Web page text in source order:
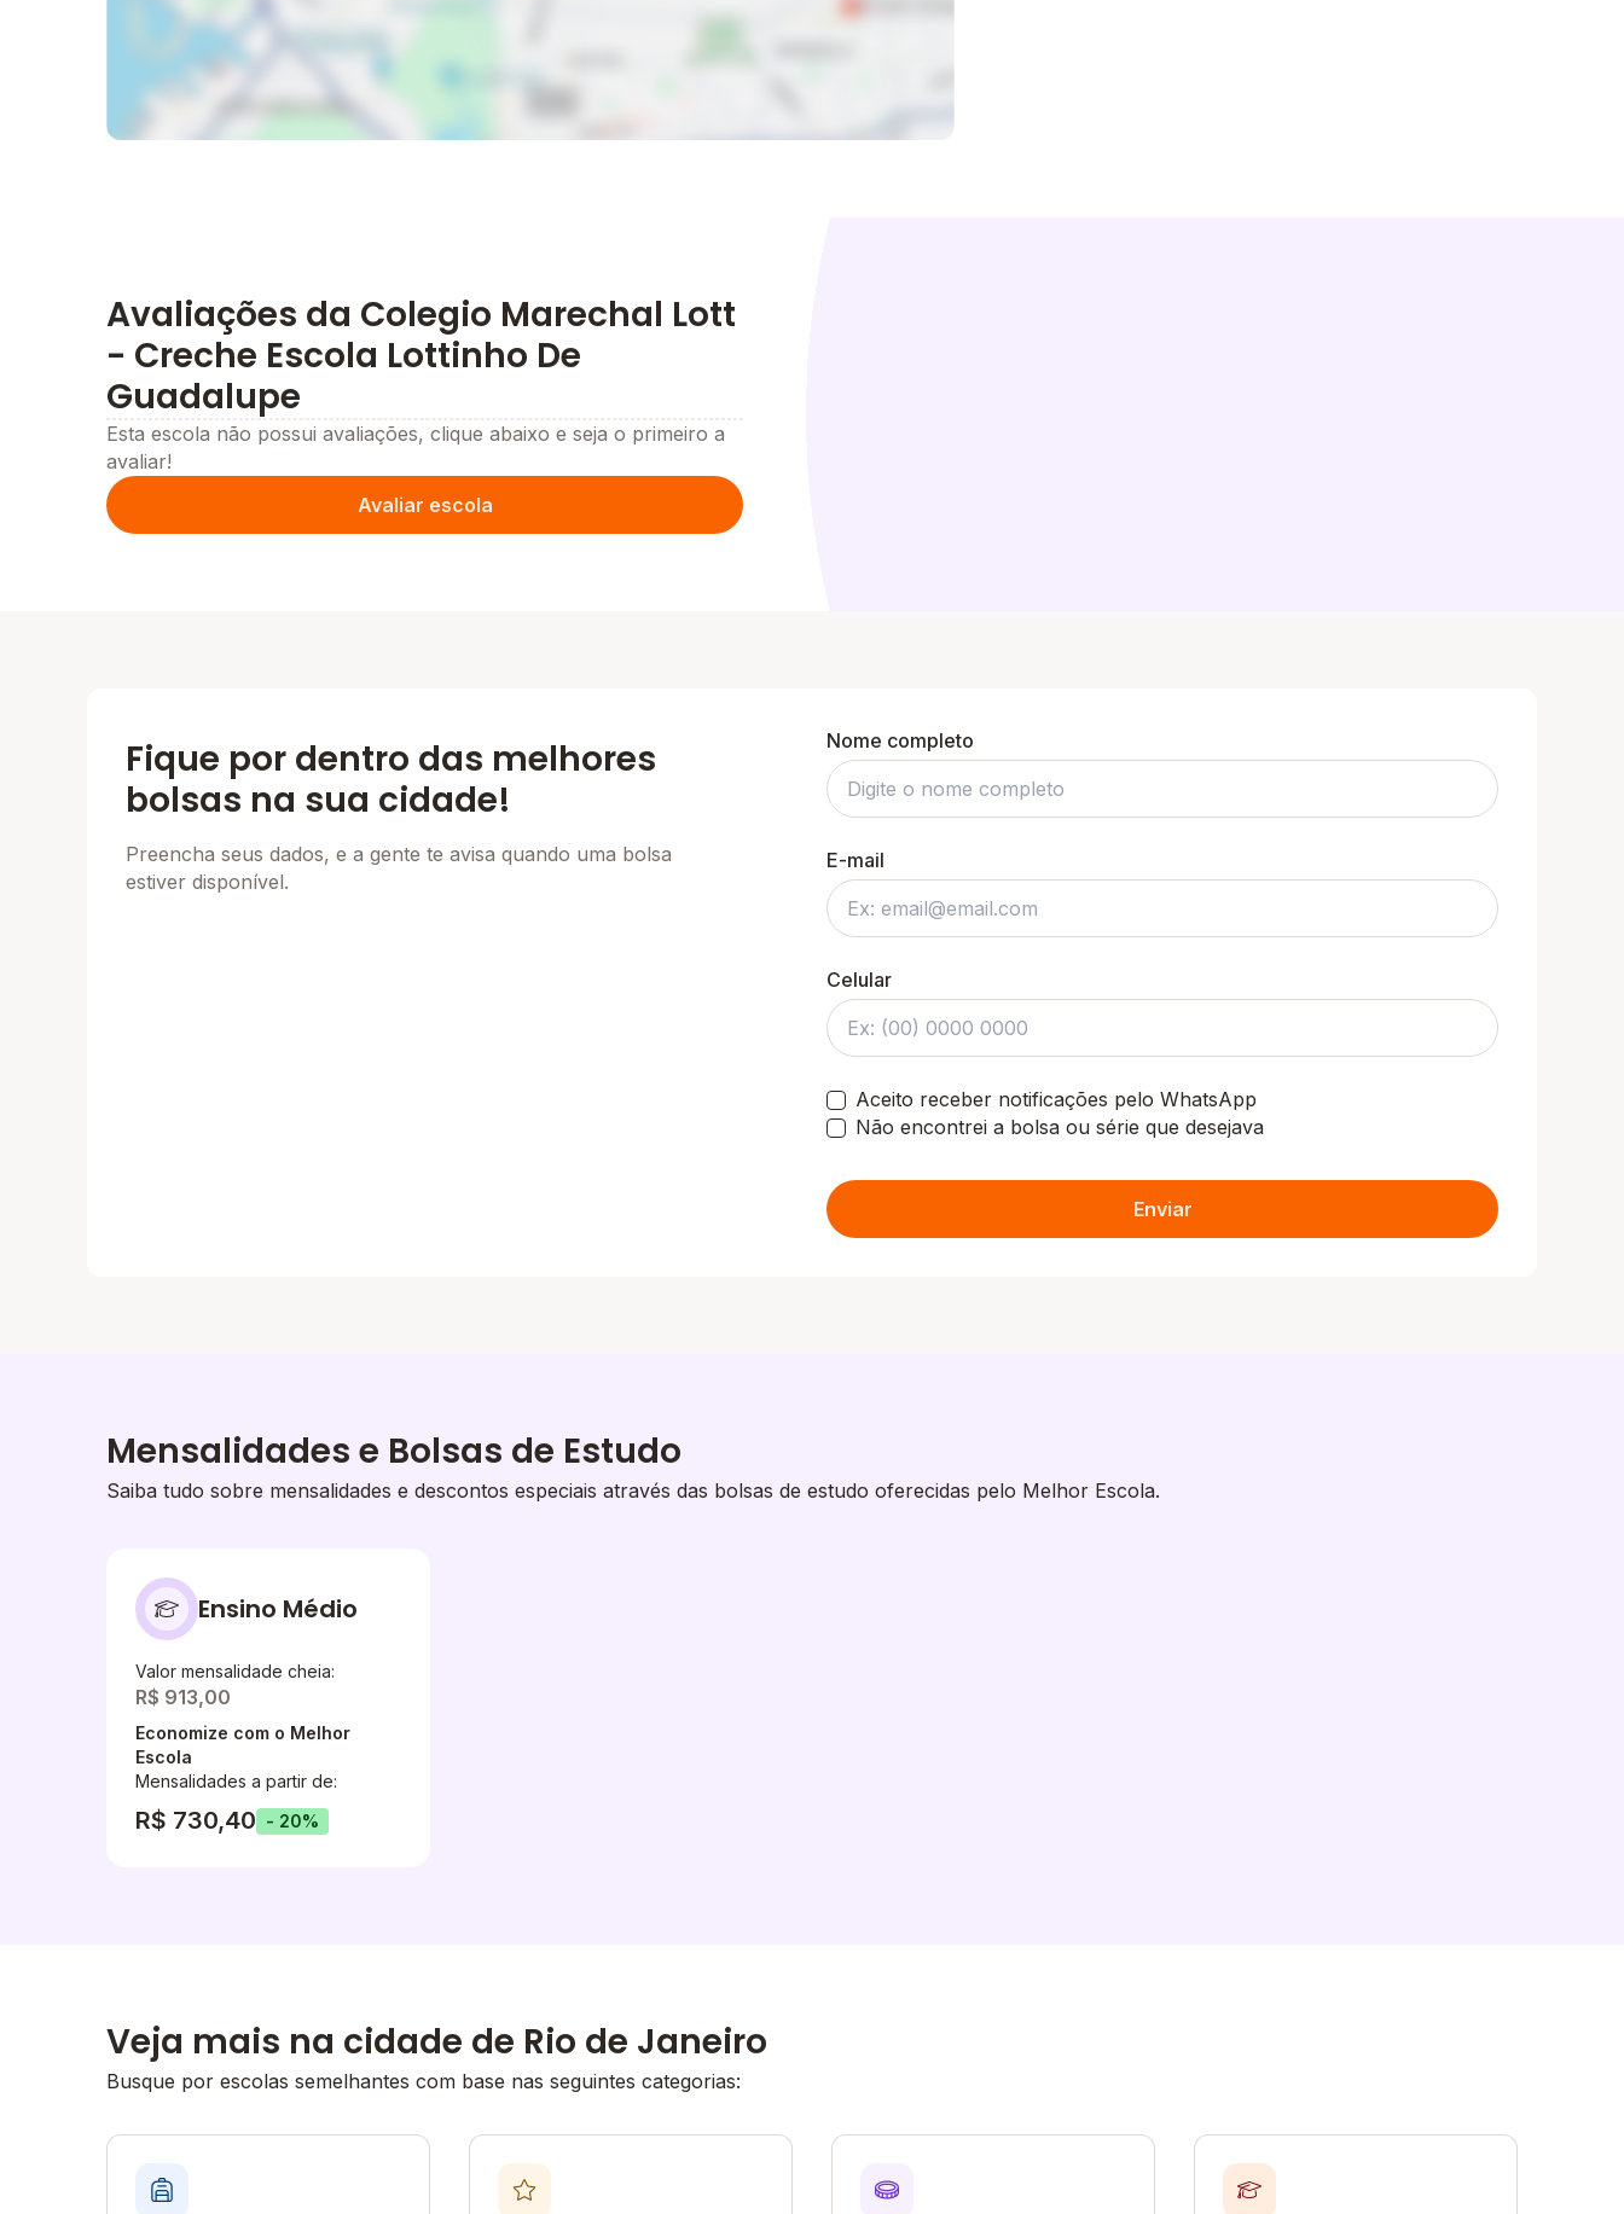
Avaliações da Colegio Marechal Lott
- Creche Escola Lottinho De
Guadalupe
Esta escola não possui avaliações, clique abaixo e seja o primeiro a
avaliar!
Avaliar escola
Fique por dentro das melhores
bolsas na sua cidade!
Preencha seus dados, e a gente te avisa quando uma bolsa
estiver disponível.
Nome completo
E-mail
Celular
Aceito receber notificações pelo WhatsApp
Não encontrei a bolsa ou série que desejava
Enviar
Mensalidades e Bolsas de Estudo
Saiba tudo sobre mensalidades e descontos especiais através das bolsas de estudo oferecidas pelo Melhor Escola.
Ensino Médio
Valor mensalidade cheia:
R$ 913,00
Economize com o Melhor
Escola
Mensalidades a partir de:
R$ 730,40 - 20%
Veja mais na cidade de Rio de Janeiro
Busque por escolas semelhantes com base nas seguintes categorias: